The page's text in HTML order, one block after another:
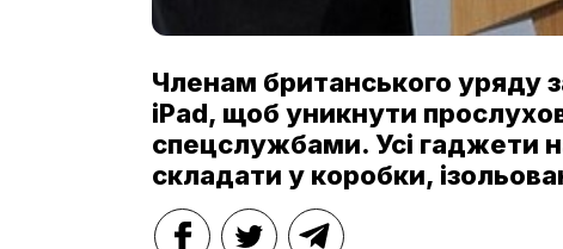
Членам британського уряду
iPad, щоб уникнути
спецслужбами. Усі гаджети
складати у коробки,